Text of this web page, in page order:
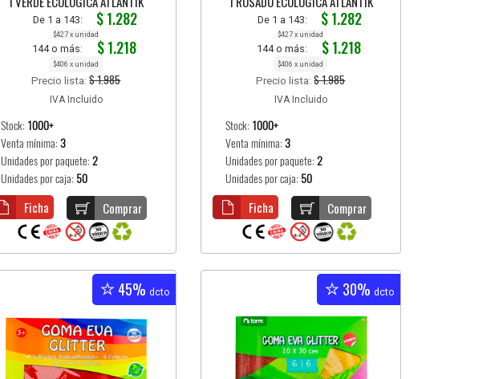
De 1 a 143: $ 1.282
$427 x unidad
144 o más: $ 1.218
$406 x unidad
Precio lista:$ 1.985
IVA Incluido
Stock: 1000+
Venta mínima: 3
Unidades por paquete: 2
Unidades por caja: 50
Comprar
Ficha
De 1 a 143: $ 1.282
$427 x unidad
144 o más: $ 1.218
$406 x unidad
Precio lista:$ 1.985
IVA Incluido
Stock: 1000+
Venta mínima: 3
Unidades por paquete: 2
Unidades por caja: 50
Comprar
Ficha
45% dcto 30% dcto